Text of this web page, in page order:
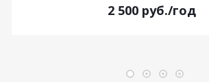
2 500 руб./год